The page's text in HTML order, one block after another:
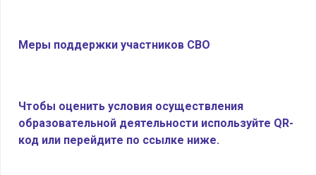
Меры поддержки участников СВО
Чтобы оценить условия осуществления
образовательной деятельности используйте QR-
код или перейдите по ссылке ниже.